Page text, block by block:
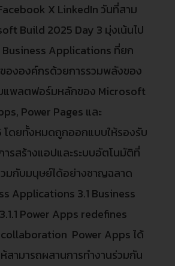
X LinkedIn วันที่สาม
Build 2025 Day 3 มุ่งเน้นไป
Applications ที่ยก
ององค์กรด้วยการรวมพลังของ
แพลตฟอร์มหลักของ Microsoft
Power Pages และ
โดยทั้งหมดถูกออกแบบให้รองรับ
รสร้างแอปและระบบอัตโนมัติที่
วมกับมนุษย์ได้อย่างชาญฉลาด
Applications 3.1 Business
Power Apps redefines
Power Apps ได้
สามารถผสานการทำงานร่วมกัน